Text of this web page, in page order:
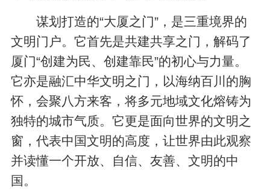
谋划打造的“大厦之门”，是三重境界的
文明门户。它首先是共建共享之门，解码了
厦门“创建为民、创建靠民”的初心与力量。
它亦是融汇中华文明之门，以海纳百川的胸
怀，会聚八方来客，将多元地域文化熔铸为
独特的城市气质。它更是面向世界的文明之
窗，代表中国文明的高度，让世界由此观察
并读懂一个开放、自信、友善、文明的中
国。